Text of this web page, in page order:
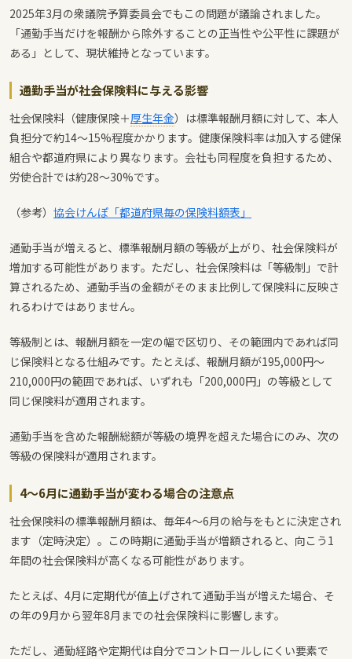
2025年3月の衆議院予算委員会でもこの問題が議論されました。
「通勤手当だけを報酬から除外することの正当性や公平性に課題が
ある」として、現状維持となっています。
通勤手当が社会保険料に与える影響
社会保険料（健康保険＋厚生年金）は標準報酬月額に対して、本人
負担分で約14〜15%程度かかります。健康保険料率は加入する健保
組合や都道府県により異なります。会社も同程度を負担するため、
労使合計では約28〜30%です。
（参考） 協会けんぽ「都道府県毎の保険料額表」
通勤手当が増えると、標準報酬月額の等級が上がり、社会保険料が
増加する可能性があります。ただし、社会保険料は「等級制」で計
算されるため、通勤手当の金額がそのまま比例して保険料に反映さ
れるわけではありません。
等級制とは、報酬月額を一定の幅で区切り、その範囲内であれば同
じ保険料となる仕組みです。たとえば、報酬月額が195,000円〜
210,000円の範囲であれば、いずれも「200,000円」の等級として
同じ保険料が適用されます。
通勤手当を含めた報酬総額が等級の境界を超えた場合にのみ、次の
等級の保険料が適用されます。
4〜6月に通勤手当が変わる場合の注意点
社会保険料の標準報酬月額は、毎年4〜6月の給与をもとに決定され
ます（定時決定）。この時期に通勤手当が増額されると、向こう1
年間の社会保険料が高くなる可能性があります。
たとえば、4月に定期代が値上げされて通勤手当が増えた場合、そ
の年の9月から翌年8月までの社会保険料に影響します。
ただし、通勤経路や定期代は自分でコントロールしにくい要素で